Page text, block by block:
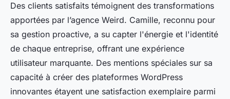
Des clients satisfaits témoignent des transformations
apportées par l’agence Weird. Camille, reconnu pour
sa gestion proactive, a su capter l'énergie et l'identité
de chaque entreprise, offrant une expérience
utilisateur marquante. Des mentions spéciales sur sa
capacité à créer des plateformes WordPress
innovantes étayent une satisfaction exemplaire parmi